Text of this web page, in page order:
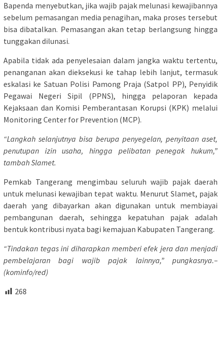
Bapenda menyebutkan, jika wajib pajak melunasi kewajibannya
sebelum pemasangan media penagihan, maka proses tersebut
bisa dibatalkan. Pemasangan akan tetap berlangsung hingga
tunggakan dilunasi.
Apabila tidak ada penyelesaian dalam jangka waktu tertentu,
penanganan akan dieksekusi ke tahap lebih lanjut, termasuk
eskalasi ke Satuan Polisi Pamong Praja (Satpol PP), Penyidik
Pegawai Negeri Sipil (PPNS), hingga pelaporan kepada
Kejaksaan dan Komisi Pemberantasan Korupsi (KPK) melalui
Monitoring Center for Prevention (MCP).
“Langkah selanjutnya bisa berupa penyegelan, penyitaan aset,
penutupan izin usaha, hingga pelibatan penegak hukum,”
tambah Slamet.
Pemkab Tangerang mengimbau seluruh wajib pajak daerah
untuk melunasi kewajiban tepat waktu. Menurut Slamet, pajak
daerah yang dibayarkan akan digunakan untuk membiayai
pembangunan daerah, sehingga kepatuhan pajak adalah
bentuk kontribusi nyata bagi kemajuan Kabupaten Tangerang.
“Tindakan tegas ini diharapkan memberi efek jera dan menjadi
pembelajaran bagi wajib pajak lainnya,” pungkasnya.–
(kominfo/red)
268